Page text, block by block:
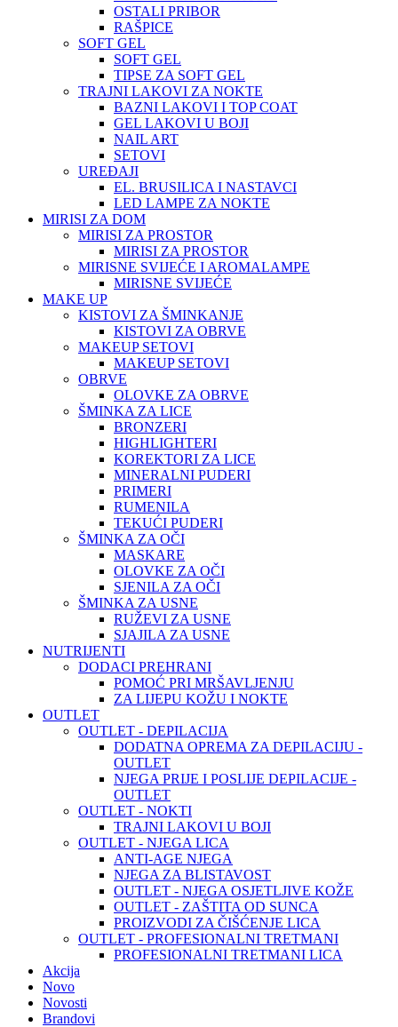
OSTALI PRIBOR
RAŠPICE
SOFT GEL
SOFT GEL
TIPSE ZA SOFT GEL
TRAJNI LAKOVI ZA NOKTE
BAZNI LAKOVI I TOP COAT
GEL LAKOVI U BOJI
NAIL ART
SETOVI
UREĐAJI
EL. BRUSILICA I NASTAVCI
LED LAMPE ZA NOKTE
MIRISI ZA DOM
MIRISI ZA PROSTOR
MIRISI ZA PROSTOR
MIRISNE SVIJEĆE I AROMALAMPE
MIRISNE SVIJEĆE
MAKE UP
KISTOVI ZA ŠMINKANJE
KISTOVI ZA OBRVE
MAKEUP SETOVI
MAKEUP SETOVI
OBRVE
OLOVKE ZA OBRVE
ŠMINKA ZA LICE
BRONZERI
HIGHLIGHTERI
KOREKTORI ZA LICE
MINERALNI PUDERI
PRIMERI
RUMENILA
TEKUĆI PUDERI
ŠMINKA ZA OČI
MASKARE
OLOVKE ZA OČI
SJENILA ZA OČI
ŠMINKA ZA USNE
RUŽEVI ZA USNE
SJAJILA ZA USNE
NUTRIJENTI
DODACI PREHRANI
POMOĆ PRI MRŠAVLJENJU
ZA LIJEPU KOŽU I NOKTE
OUTLET
OUTLET - DEPILACIJA
DODATNA OPREMA ZA DEPILACIJU -
OUTLET
NJEGA PRIJE I POSLIJE DEPILACIJE -
OUTLET
OUTLET - NOKTI
TRAJNI LAKOVI U BOJI
OUTLET - NJEGA LICA
ANTI-AGE NJEGA
NJEGA ZA BLISTAVOST
OUTLET - NJEGA OSJETLJIVE KOŽE
OUTLET - ZAŠTITA OD SUNCA
PROIZVODI ZA ČIŠĆENJE LICA
OUTLET - PROFESIONALNI TRETMANI
PROFESIONALNI TRETMANI LICA
Akcija
Novo
Novosti
Brandovi